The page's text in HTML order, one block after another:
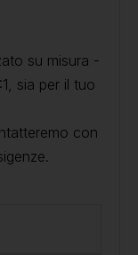
su misura -
sia per il tuo
con